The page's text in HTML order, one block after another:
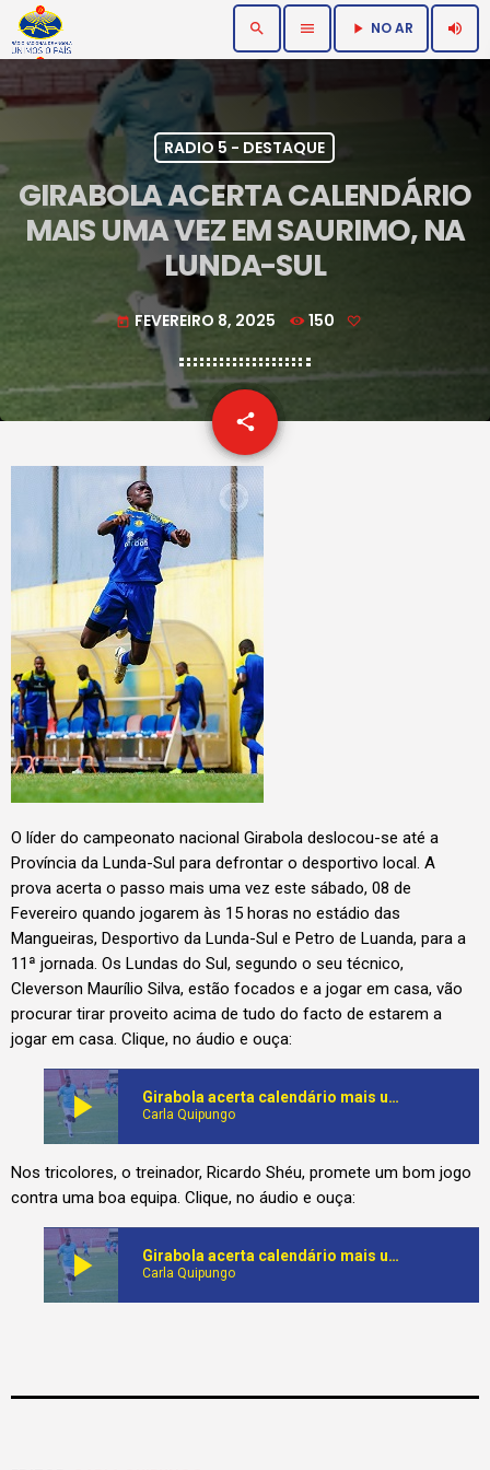
search menu play_arrow NO AR volume_up
RADIO 5 - DESTAQUE
GIRABOLA ACERTA CALENDÁRIO
MAIS UMA VEZ EM SAURIMO, NA
LUNDA-SUL
today FEVEREIRO 8, 2025 150
share
email
O líder do campeonato nacional Girabola deslocou-se até a
Província da Lunda-Sul para defrontar o desportivo local. A
prova acerta o passo mais uma vez este sábado, 08 de
Fevereiro quando jogarem às 15 horas no estádio das
Mangueiras, Desportivo da Lunda-Sul e Petro de Luanda, para a
11ª jornada. Os Lundas do Sul, segundo o seu técnico,
Cleverson Maurílio Silva, estão focados e a jogar em casa, vão
procurar tirar proveito acima de tudo do facto de estarem a
jogar em casa. Clique, no áudio e ouça:
play_arrow Girabola acerta calendário mais uma vez em Saurimo, na Lunda-Sul
Carla Quipungo
Nos tricolores, o treinador, Ricardo Shéu, promete um bom jogo
contra uma boa equipa. Clique, no áudio e ouça:
play_arrow Girabola acerta calendário mais uma vez em Saurimo, na Lunda-Sul
Carla Quipungo